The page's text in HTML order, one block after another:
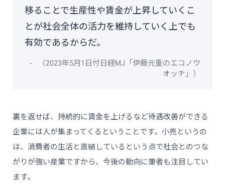
移ることで生産性や賃金が上昇していくこ
とが社会全体の活力を維持していく上でも
有効であるからだ。
（2023年5月1日付日経MJ「伊藤元重のエコノウ
オッチ」）
裏を返せば、持続的に賃金を上げるなど待遇改善ができる
企業には人が集まってくるということです。小売というの
は、消費者の生活と直結しているという点で社会とのつな
がりが強い産業ですから、今後の動向に筆者も注目してい
ます。